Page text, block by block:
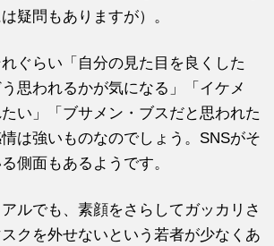
疑問もありますが）。
ぐらい「自分の見た目を良くした
思われるかが気になる」「イケメ
い」「ブサメン・ブスだと思われた
は強いものなのでしょう。SNSがそ
側面もあるようです。
ルでも、素顔をさらしてガッカリさ
クを外せないという若者が少なくあ